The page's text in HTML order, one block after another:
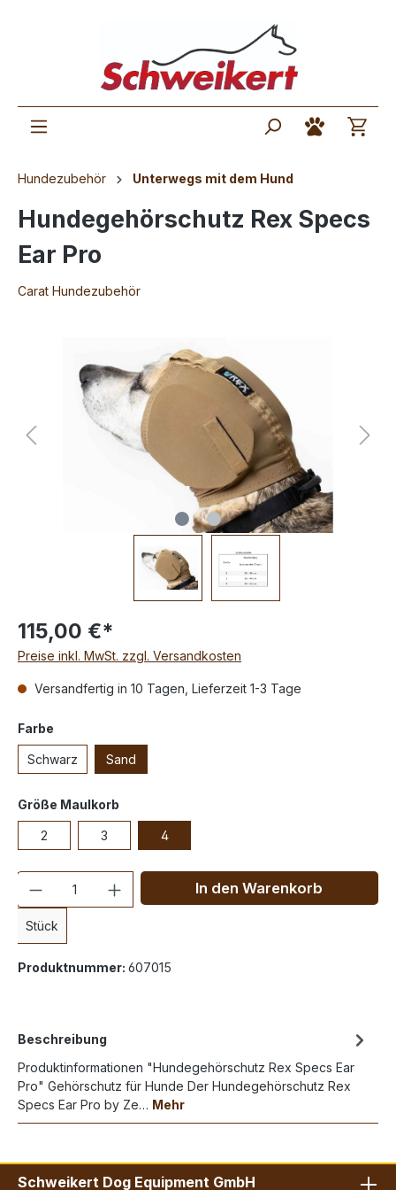
Hundezubehör Unterwegs mit dem Hund
Hundegehörschutz Rex Specs
Ear Pro
Carat Hundezubehör
115,00 €*
Preise inkl. MwSt. zzgl. Versandkosten
Versandfertig in 10 Tagen, Lieferzeit 1-3 Tage
Farbe
Schwarz Sand
Größe Maulkorb
2 3 4
Anzahl
Stück
In den Warenkorb
Produktnummer: 607015
Beschreibung
Produktinformationen "Hundegehörschutz Rex Specs Ear
Pro" Gehörschutz für Hunde Der Hundegehörschutz Rex
Specs Ear Pro by Ze… Mehr
Schweikert Dog Equipment GmbH